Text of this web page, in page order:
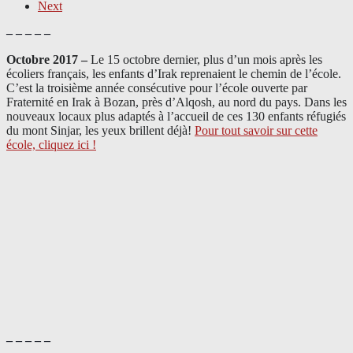
Next
– – – – –
Octobre 2017 – Le 15 octobre dernier, plus d’un mois après les
écoliers français, les enfants d’Irak reprenaient le chemin de l’école.
C’est la troisième année consécutive pour l’école ouverte par
Fraternité en Irak à Bozan, près d’Alqosh, au nord du pays. Dans les
nouveaux locaux plus adaptés à l’accueil de ces 130 enfants réfugiés
du mont Sinjar, les yeux brillent déjà! Pour tout savoir sur cette
école, cliquez ici !
– – – – –